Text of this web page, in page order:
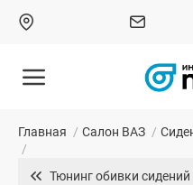
Главная / Салон ВАЗ /
/
Тюнинг обивки